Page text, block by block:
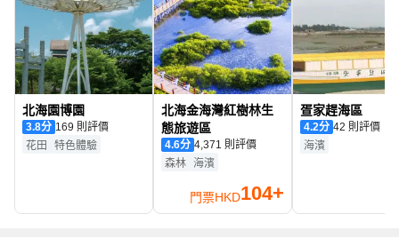
北海園博園
3.8分
169 則評價
花田
特色體驗
北海金海灣紅樹林生
態旅遊區
4.6分
4,371 則評價
森林 海濱
門票HKD104+
疍家趕海區
4.2分
42 則評價
海濱